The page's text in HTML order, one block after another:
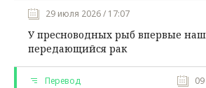
29 июля 2026 / 17:07
У пресноводных рыб впервые
передающийся рак
Перевод